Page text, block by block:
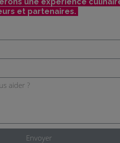
et partenaires.
Envoyer